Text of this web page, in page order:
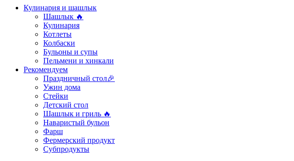
Кулинария и шашлык
Шашлык 🔥
Кулинария
Котлеты
Колбаски
Бульоны и супы
Пельмени и хинкали
Рекомендуем
Праздничный стол🎉
Ужин дома
Стейки
Детский стол
Шашлык и гриль 🔥
Наваристый бульон
Фарш
Фермерский продукт
Субпродукты